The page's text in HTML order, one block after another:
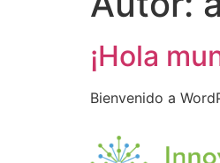
¡Hola
Bienvenido a